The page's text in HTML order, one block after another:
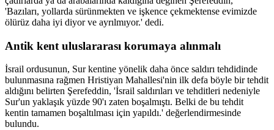
'Bazıları, yollarda sürünmekten ve işkence çekmektense evimizde
ölürüz daha iyi diyor ve ayrılmıyor.' dedi.
Antik kent uluslararası korumaya alınmalı
İsrail ordusunun, Sur kentine yönelik daha önce saldırı tehdidinde
bulunmasına rağmen Hristiyan Mahallesi'nin ilk defa böyle bir tehdit
aldığını belirten Şerefeddin, 'İsrail saldırıları ve tehditleri nedeniyle
Sur'un yaklaşık yüzde 90'ı zaten boşalmıştı. Belki de bu tehdit
kentin tamamen boşaltılması için yapıldı.' değerlendirmesinde
bulundu.